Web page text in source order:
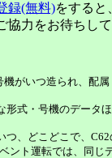
録(無料)をすると
協力をお待ちして
機がいつ造られ、配
形式・号機のデータほ
つ、どこどこで、
ント運転では、同じ